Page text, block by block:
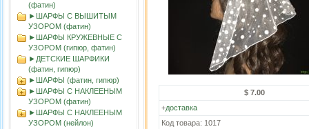
(фатин)
►ШАРФЫ С ВЫШИТЫМ
УЗОРОМ (фатин)
►ШАРФЫ КРУЖЕВНЫЕ С
УЗОРОМ (гипюр, фатин)
►ДЕТСКИЕ ШАРФИКИ
(фатин, гипюр)
►ШАРФЫ (фатин, гипюр)
►ШАРФЫ С НАКЛЕЕНЫМ
УЗОРОМ (фатин)
►ШАРФЫ С НАКЛЕЕНЫМ
УЗОРОМ (нейлон)
$ 7.00
+доставка
Код товара: 1017